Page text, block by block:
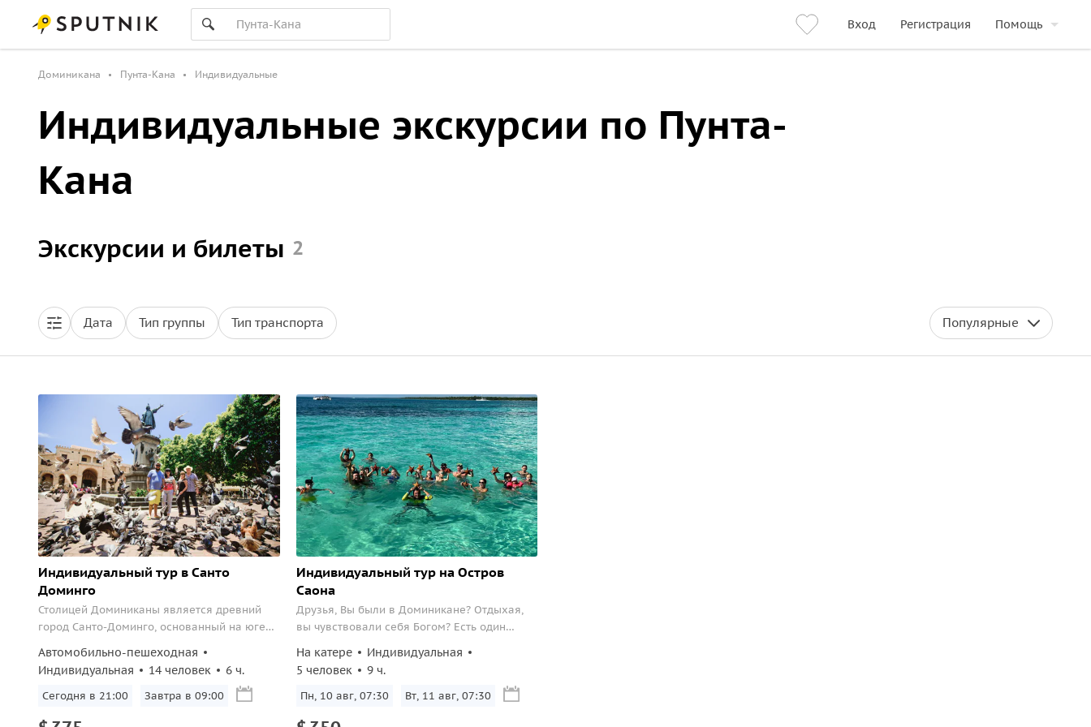
Вход Регистрация Помощь
Доминикана Пунта-Кана Индивидуальные
Индивидуальные экскурсии по Пунта-
Кана
Экскурсии и билеты 2
Дата Тип группы Тип транспорта Популярные
Индивидуальный тур в Санто
Доминго
Столицей Доминиканы является древний
город Санто-Доминго, основанный на юге
Доминиканы – это «musthave» для каждого
туриста, иначе вы не простите себе, что
потеряли возможность увидеть, как
Автомобильно-пешеходная
Индивидуальная
14 человек 6 ч.
Сегодня в 21:00 Завтра в 09:00
Индивидуальный тур на Остров
Саона
Друзья, Вы были в Доминикане? Отдыхая,
вы чувствовали себя Богом? Есть один
увлекательное путешествие на
быстроходном катере на остров Саона —
природный заповедник, являющийся
На катере
Индивидуальная
5 человек
9 ч.
Пн, 10 авг, 07:30 Вт, 11 авг, 07:30